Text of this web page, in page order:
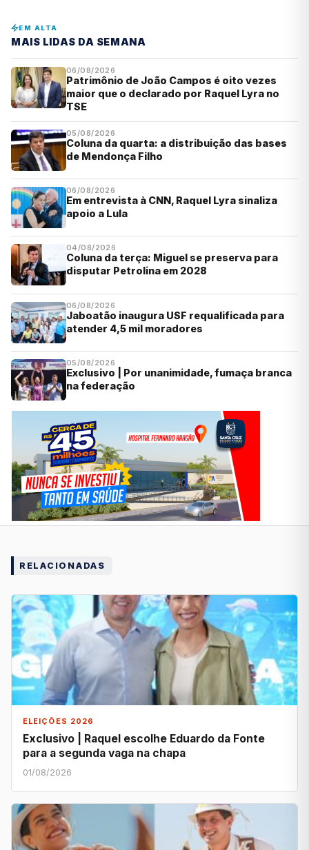
EM ALTA
MAIS LIDAS DA SEMANA
06/08/2026
Patrimônio de João Campos é oito vezes
maior que o declarado por Raquel Lyra no
TSE
05/08/2026
Coluna da quarta: a distribuição das bases
de Mendonça Filho
06/08/2026
Em entrevista à CNN, Raquel Lyra sinaliza
apoio a Lula
04/08/2026
Coluna da terça: Miguel se preserva para
disputar Petrolina em 2028
06/08/2026
Jaboatão inaugura USF requalificada para
atender 4,5 mil moradores
05/08/2026
Exclusivo | Por unanimidade, fumaça branca
na federação
RELACIONADAS
ELEIÇÕES 2026
Exclusivo | Raquel escolhe Eduardo da Fonte
para a segunda vaga na chapa
01/08/2026